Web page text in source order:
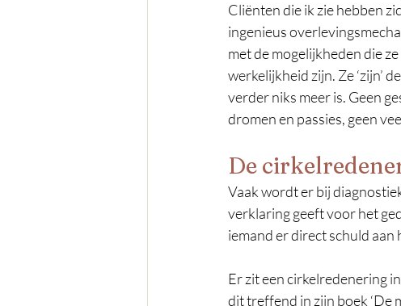
Cliënten die ik zie hebben
ingenieus
met de mogelijkheden die
werkelijkheid zijn. Ze ‘zijn’
verder niks meer is. Geen
dromen en passies, geen
De
Vaak wordt er bij
verklaring geeft voor het
iemand er direct schuld aan
Er zit een cirkelredenering
dit treffend in zijn boek ‘De